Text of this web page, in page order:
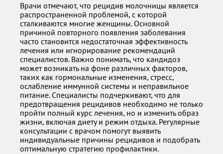
Врачи отмечают, что рецидив молочницы является
распространенной проблемой, с которой
сталкиваются многие женщины. Основной
причиной повторного появления заболевания
часто становится недостаточная эффективность
лечения или игнорирование рекомендаций
специалистов. Важно понимать, что кандидоз
может возникать на фоне различных факторов,
таких как гормональные изменения, стресс,
ослабление иммунной системы и неправильное
питание. Специалисты подчеркивают, что для
предотвращения рецидивов необходимо не только
пройти полный курс лечения, но и изменить образ
жизни, включая диету и режим отдыха. Регулярные
консультации с врачом помогут выявить
индивидуальные причины рецидивов и подобрать
оптимальную стратегию профилактики.